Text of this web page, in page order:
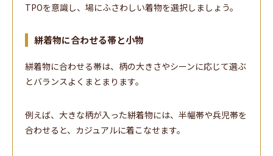
TPOを意識し、場にふさわしい着物を選択しましょう。
絣着物に合わせる帯と小物
絣着物に合わせる帯は、柄の大きさやシーンに応じて選ぶ
とバランスよくまとまります。
例えば、大きな柄が入った絣着物には、半幅帯や兵児帯を
合わせると、カジュアルに着こなせます。